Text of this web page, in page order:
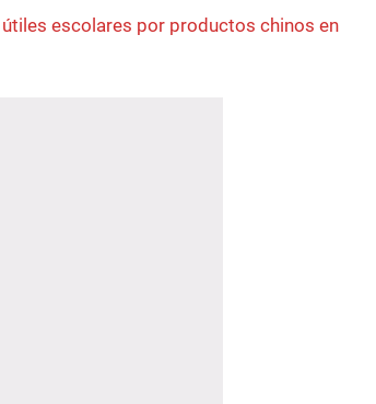
escolares por productos chinos en